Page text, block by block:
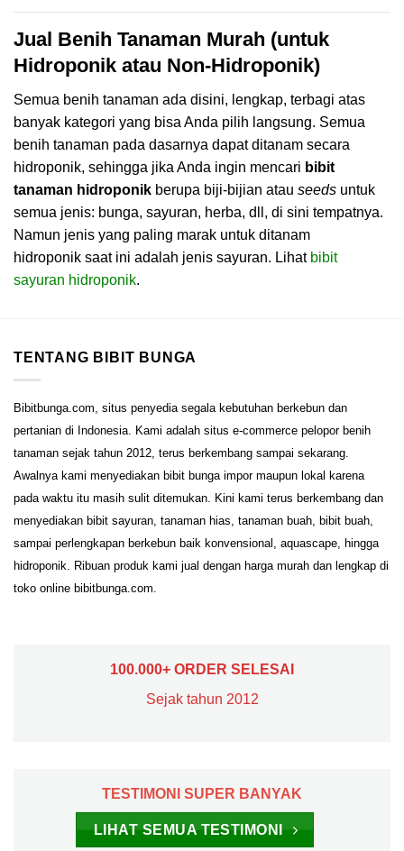
Jual Benih Tanaman Murah (untuk
Hidroponik atau Non-Hidroponik)
Semua benih tanaman ada disini, lengkap, terbagi atas
banyak kategori yang bisa Anda pilih langsung. Semua
benih tanaman pada dasarnya dapat ditanam secara
hidroponik, sehingga jika Anda ingin mencari bibit
tanaman hidroponik berupa biji-bijian atau seeds untuk
semua jenis: bunga, sayuran, herba, dll, di sini tempatnya.
Namun jenis yang paling marak untuk ditanam
hidroponik saat ini adalah jenis sayuran. Lihat bibit
sayuran hidroponik.
TENTANG BIBIT BUNGA
Bibitbunga.com, situs penyedia segala kebutuhan berkebun dan
pertanian di Indonesia. Kami adalah situs e-commerce pelopor benih
tanaman sejak tahun 2012, terus berkembang sampai sekarang.
Awalnya kami menyediakan bibit bunga impor maupun lokal karena
pada waktu itu masih sulit ditemukan. Kini kami terus berkembang dan
menyediakan bibit sayuran, tanaman hias, tanaman buah, bibit buah,
sampai perlengkapan berkebun baik konvensional, aquascape, hingga
hidroponik. Ribuan produk kami jual dengan harga murah dan lengkap di
toko online bibitbunga.com.
100.000+ ORDER SELESAI
Sejak tahun 2012
TESTIMONI SUPER BANYAK
LIHAT SEMUA TESTIMONI